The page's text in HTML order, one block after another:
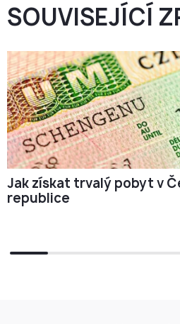
SOUVISEJÍCÍ
Jak získat trvalý pobyt v
republice